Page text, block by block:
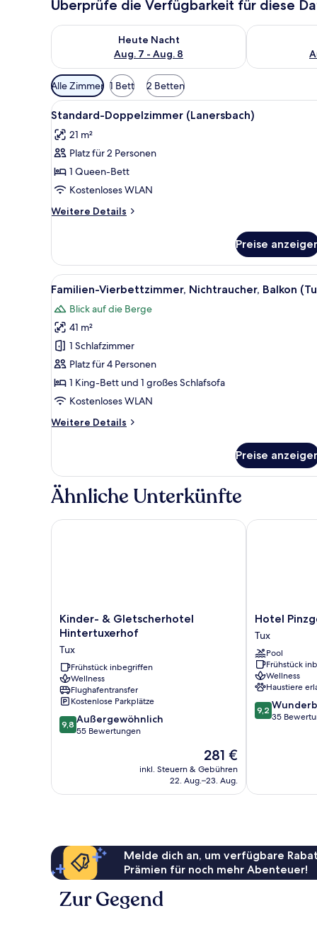
Überprüfe die Verfügbarkeit für diese
Heute Nacht
Aug. 7 - Aug. 8
Überprüfe die Verfügbarkeit für heute Nacht, Aug. 7
Überprüfe
Verfügbare
Filter
für
Zimmer
Alle Zimmer 1 Bett 2 Betten
Alle
Fotos
für
Standard-
Doppelzimmer
(Lanersbach)
anzeigen
Ein Hotelzimmer mit einem
2
Standard-Doppelzimmer (Lanersbach)
21 m²
Platz für 2 Personen
1 Queen-Bett
Kostenloses WLAN
Weitere Details
Weitere
Doppelzimmer
(Lanersbach)
Preise
Alle
Fotos
für
Familien-
Vierbettzimmer,
Nichtraucher,
Balkon
(Tux)
Ein Hotelzimmer mit einem
2
Familien-Vierbettzimmer, Nichtraucher, Balkon
Blick auf die Berge
41 m²
1 Schlafzimmer
Platz für 4 Personen
1 King-Bett und 1 großes Schlafsofa
Kostenloses WLAN
Weitere Details
Weitere
Vierbettzimmer,
Nichtraucher,
Balkon
Preise
Ähnliche Unterkünfte
Kinder-
&
Hintertuxerhof
Tux
Kinder- & Gletscherhotel
Hintertuxerhof
Tux
Frühstück inbegriffen
Wellness
Flughafentransfer
Kostenlose Parkplätze
9.8
von
9,8 Außergewöhnlich
55 Bewertungen
Der
Preis
beträgt
281 €
inkl. Steuern & Gebühren
22. Aug.–23. Aug.
Kinder- & Gletscherhotel Hintertuxerhof
Hotel
Pinzger
Tux
Hotel
Tux
Pool
Frühstück
Wellness
Haustiere
9.2
von
9,2
35
Hotel Pinzger
Melde dich an, um verfügbare
Prämien für noch mehr Abenteuer!
Zur Gegend